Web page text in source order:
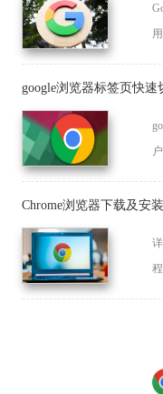
google浏览器标签页快速
Chrome浏览器下载及安